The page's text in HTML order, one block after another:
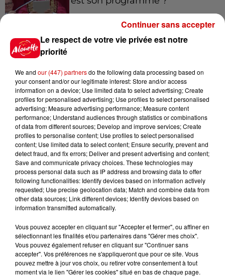
Gagnez vos places pour le
festival Marché Gourmand 2026
à Coulon !
Le Duel - Gagnez vos entrées
pour l'un des zoos de nos
régions !
Destination Vacances - Gagnez
votre séjour en famille au cœur
de la...
Le respect de votre vie privée est notre
priorité
We and our (447) partnersdo the following data processing based on
your consent and/or our legitimate interest: Store and/or access
information on a device; Use limited data to select advertising; Create
profiles for personalised advertising; Use profiles to select personalised
advertising; Measure advertising performance; Measure content
performance; Understand audiences through statistics or combinations
of data from different sources; Develop and improve services; Create
profiles to personalise content; Use profiles to select personalised
content; Use limited data to select content; Ensure security, prevent and
detect fraud, and fix errors; Deliver and present advertising and content;
Save and communicate privacy choices. These technologies may
process personal data such as IP address and browsing data to offer
following functionalities: Identify devices based on information actively
requested; Use precise geolocation data; Match and combine data from
other data sources; Link different devices; Identify devices based on
information transmitted automatically.
Vous pouvez accepter en cliquant sur "Accepter et fermer", ou affiner en
sélectionnant les finalités et/ou partenaires dans "Gérer mes choix".
Vous pouvez également refuser en cliquant sur "Continuer sans
accepter". Vos préférences ne s'appliqueront que pour ce site. Vous
pouvez mettre à jour vos choix, ou retirer votre consentement à tout
moment via le lien "Gérer les cookies" situé en bas de chaque page.
Continuer sans accepter